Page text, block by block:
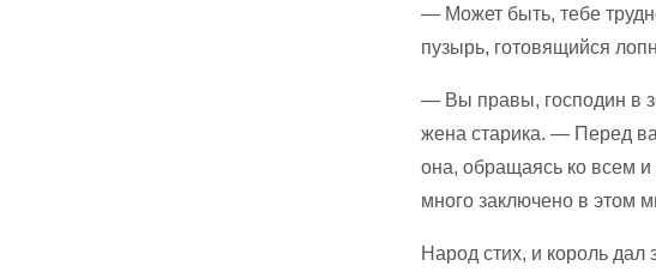
— Может быть, тебе
пузырь, готовящийся
— Вы правы, господин в
жена старика. — Перед
она, обращаясь ко всем и
много заключено в этом
Народ стих, и король дал